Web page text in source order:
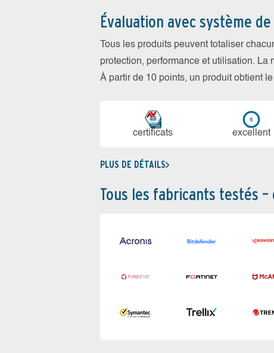
Évaluation avec système
Tous les produits peuvent totaliser
protection, performance et utilisation.
À partir de 10 points, un produit obtient
certi­ficats ex­cellent
PLUS DE DÉTAILS
Tous les fabricants testés